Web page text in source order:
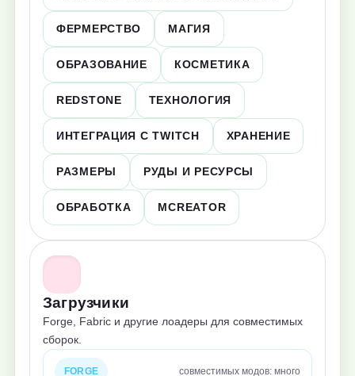
ФЕРМЕРСТВО МАГИЯ
ОБРАЗОВАНИЕ КОСМЕТИКА
REDSTONE ТЕХНОЛОГИЯ
ИНТЕГРАЦИЯ С TWITCH ХРАНЕНИЕ
РАЗМЕРЫ РУДЫ И РЕСУРСЫ
ОБРАБОТКА MCREATOR
Загрузчики
Forge, Fabric и другие лоадеры для совместимых
сборок.
FORGE совместимых модов: много